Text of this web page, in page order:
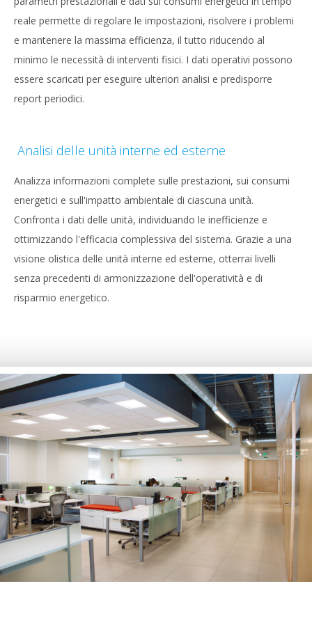
reale permette di regolare le impostazioni, risolvere i problemi
e mantenere la massima efficienza, il tutto riducendo al
minimo le necessità di interventi fisici. I dati operativi possono
essere scaricati per eseguire ulteriori analisi e predisporre
report periodici.
Analisi delle unità interne ed esterne
Analizza informazioni complete sulle prestazioni, sui consumi
energetici e sull'impatto ambientale di ciascuna unità.
Confronta i dati delle unità, individuando le inefficienze e
ottimizzando l'efficacia complessiva del sistema. Grazie a una
visione olistica delle unità interne ed esterne, otterrai livelli
senza precedenti di armonizzazione dell'operatività e di
risparmio energetico.